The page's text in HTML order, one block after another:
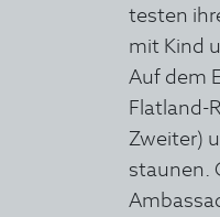
testen
mit Kind
Auf dem
Flatland-
Zweiter)
staunen.